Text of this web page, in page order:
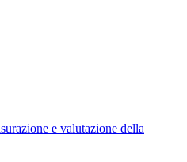
e valutazione della